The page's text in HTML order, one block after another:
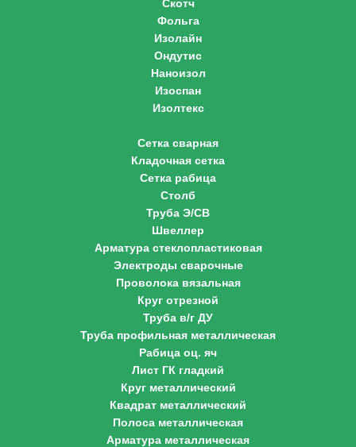
Скотч
Фольга
Изолайн
Ондутис
Наноизол
Изоспан
Изолтекс
Сетка сварная
Кладочная сетка
Сетка рабица
Столб
Труба Э/СВ
Швеллер
Арматура стеклопластиковая
Электроды сварочные
Проволока вязальная
Круг отрезной
Труба в/г ДУ
Труба профильная металлическая
Рабица оц. яч
Лист ГК гладкий
Круг металлический
Квадрат металлический
Полоса металлическая
Арматура металлическая